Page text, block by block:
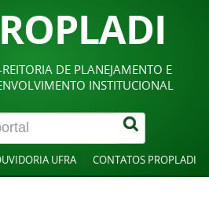
DE PLANEJAMENTO E
INSTITUCIONAL
UFRA CONTATOS PROPLADI